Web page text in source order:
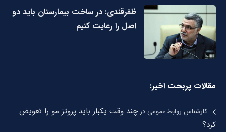
ظفرقندی: در ساخت بیمارستان باید دو
اصل را رعایت کنیم
مقالات پربحت اخیر:
کارشناس روابط عمومیدرچند وقت یکبار باید پروتز مو را تعویض
کرد؟